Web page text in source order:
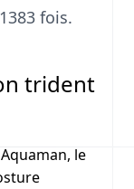
fois.
trident
le